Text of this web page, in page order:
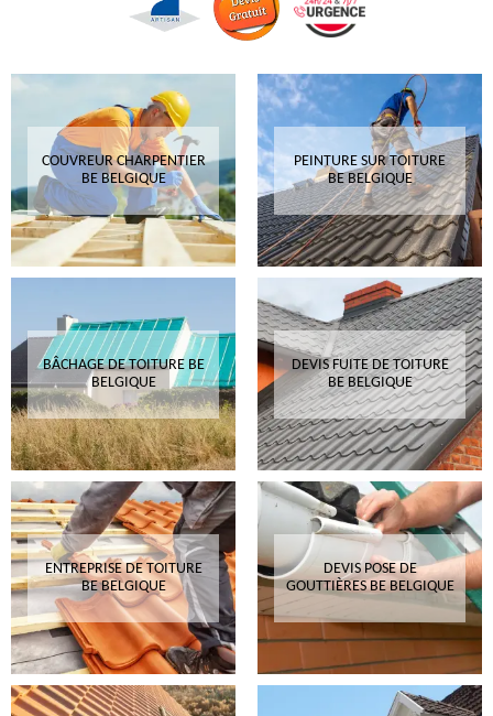
COUVREUR CHARPENTIER
BE BELGIQUE
PEINTURE SUR TOITURE
BE BELGIQUE
BÂCHAGE DE TOITURE BE
BELGIQUE
DEVIS FUITE DE TOITURE
BE BELGIQUE
ENTREPRISE DE TOITURE
BE BELGIQUE
DEVIS POSE DE
GOUTTIÈRES BE BELGIQUE